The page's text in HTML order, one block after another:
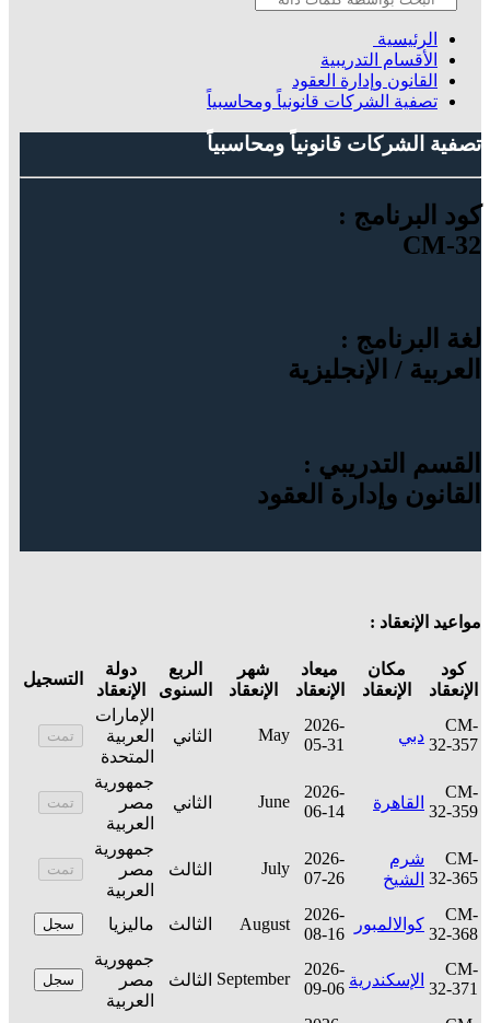
الرئيسية
الأقسام التدريبية
القانون وإدارة العقود
تصفية الشركات قانونياً ومحاسبياً
تصفية الشركات قانونياً ومحاسبياً
كود البرنامج :
CM-32
لغة البرنامج :
العربية / الإنجليزية
القسم التدريبي :
القانون وإدارة العقود
مواعيد الإنعقاد :
كود
الإنعقاد
مكان
الإنعقاد
ميعاد
الإنعقاد
شهر
الإنعقاد
الربع
السنوى
دولة
الإنعقاد
التسجيل
CM-
32-357 دبي
2026-
05-31
May الثاني
الإمارات
العربية
المتحدة
تمت
CM-
32-359 القاهرة
2026-
06-14
June الثاني
جمهورية
مصر
العربية
تمت
CM-
32-365
شرم
الشيخ
2026-
07-26
July الثالث
جمهورية
مصر
العربية
تمت
CM-
32-368
كوالالمبور
2026-
08-16
August الثالث ماليزيا سجل
CM-
32-371 الإسكندرية
2026-
09-06
September الثالث
جمهورية
مصر
العربية
سجل